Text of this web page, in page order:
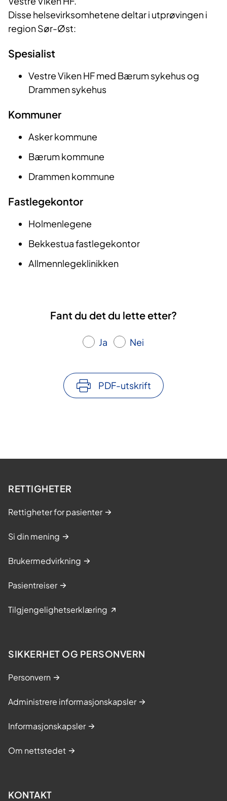
Disse helsevirksomhetene deltar i utprøvingen i
region Sør-Øst:
Spesialist
Vestre Viken HF med Bærum sykehus og
Drammen sykehus
Kommuner
Asker kommune
Bærum kommune
Drammen kommune
Fastlegekontor
Holmenlegene
Bekkestua fastlegekontor
Allmennlegeklinikken
Fant du det du lette etter?
Ja Nei
PDF-utskrift
RETTIGHETER
Rettigheter for pasienter
Si din mening
Brukermedvirkning
Pasientreiser
Tilgjengelighetserklæring
SIKKERHET OG PERSONVERN
Personvern
Administrere informasjonskapsler
Informasjonskapsler
Om nettstedet
KONTAKT